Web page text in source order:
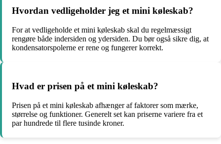
Hvordan vedligeholder jeg et mini køleskab?
For at vedligeholde et mini køleskab skal du regelmæssigt
rengøre både indersiden og ydersiden. Du bør også sikre dig, at
kondensatorspolerne er rene og fungerer korrekt.
Hvad er prisen på et mini køleskab?
Prisen på et mini køleskab afhænger af faktorer som mærke,
størrelse og funktioner. Generelt set kan priserne variere fra et
par hundrede til flere tusinde kroner.